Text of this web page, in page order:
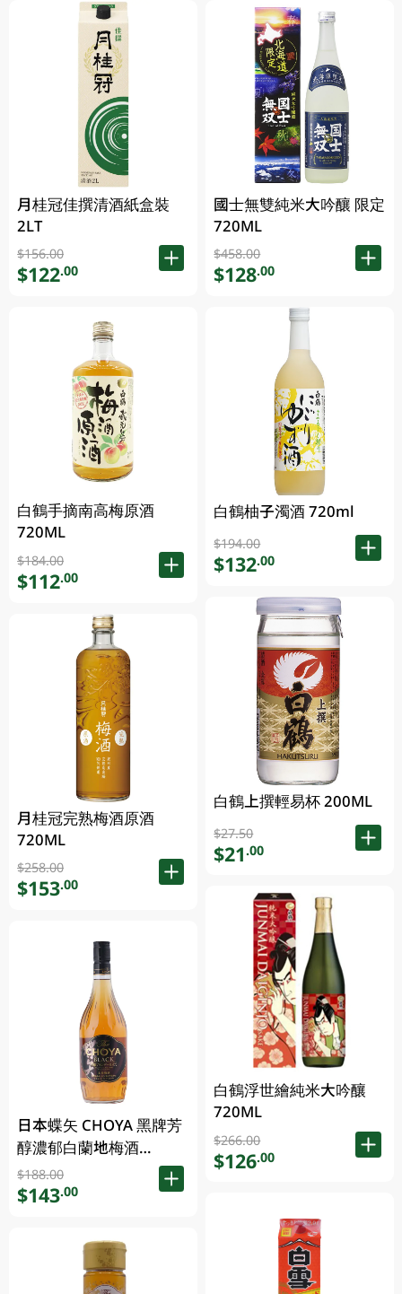
月桂冠佳撰清酒紙盒裝
2LT
$156.00
$122.00
白鶴手摘南高梅原酒
720ML
$184.00
$112.00
月桂冠完熟梅酒原酒
720ML
$258.00
$153.00
日本蝶矢 CHOYA 黑牌芳
醇濃郁白蘭地梅酒
700ML
$188.00
$143.00
國士無雙純米大吟釀 限定
720ML
$458.00
$128.00
白鶴柚子濁酒 720ml
$194.00
$132.00
白鶴上撰輕易杯 200ML
$27.50
$21.00
白鶴浮世繪純米大吟釀
720ML
$266.00
$126.00